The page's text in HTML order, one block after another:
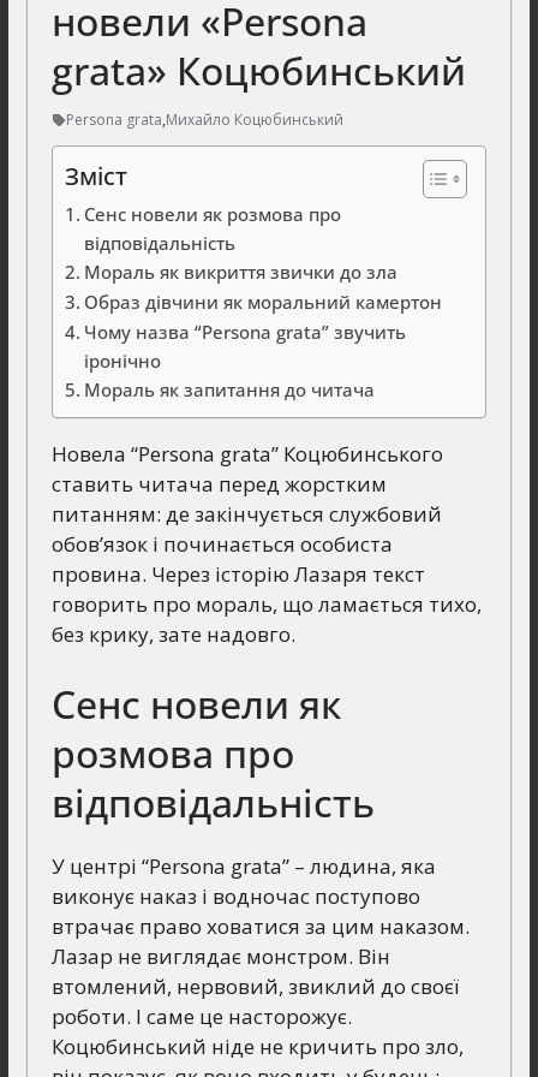
новели «Persona
grata» Коцюбинський
Persona grata,Михайло Коцюбинський
Зміст
Сенс новели як розмова про
відповідальність
Мораль як викриття звички до зла
Образ дівчини як моральний камертон
Чому назва “Persona grata” звучить
іронічно
Мораль як запитання до читача
Новела “Persona grata” Коцюбинського
ставить читача перед жорстким
питанням: де закінчується службовий
обов’язок і починається особиста
провина. Через історію Лазаря текст
говорить про мораль, що ламається тихо,
без крику, зате надовго.
Сенс новели як
розмова про
відповідальність
У центрі “Persona grata” – людина, яка
виконує наказ і водночас поступово
втрачає право ховатися за цим наказом.
Лазар не виглядає монстром. Він
втомлений, нервовий, звиклий до своєї
роботи. І саме це насторожує.
Коцюбинський ніде не кричить про зло,